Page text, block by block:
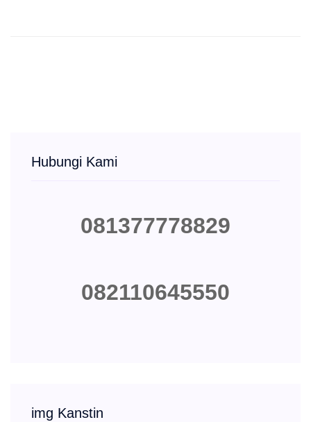
Hubungi Kami
081377778829
082110645550
img Kanstin